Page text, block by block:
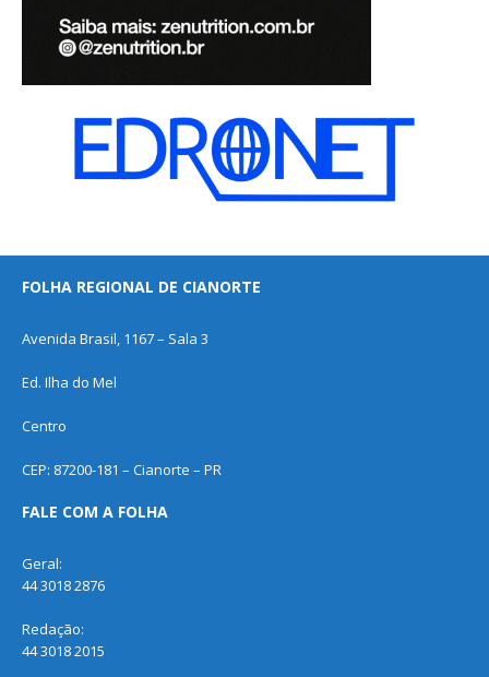
FOLHA REGIONAL DE CIANORTE
Avenida Brasil, 1167 – Sala 3
Ed. Ilha do Mel
Centro
CEP: 87200-181 – Cianorte – PR
FALE COM A FOLHA
Geral:
44 3018 2876
Redação:
44 3018 2015